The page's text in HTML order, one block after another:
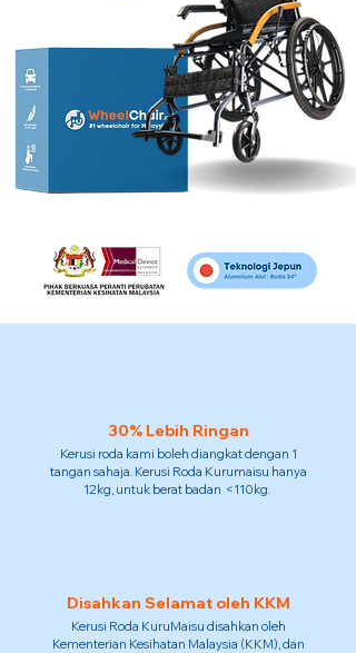
30% Lebih Ringan
Kerusi roda kami boleh diangkat dengan 1
tangan sahaja. Kerusi Roda Kurumaisu hanya
12kg, untuk berat badan <110kg.
Disahkan Selamat oleh KKM
Kerusi Roda KuruMaisu disahkan oleh
Kementerian Kesihatan Malaysia (KKM), dan